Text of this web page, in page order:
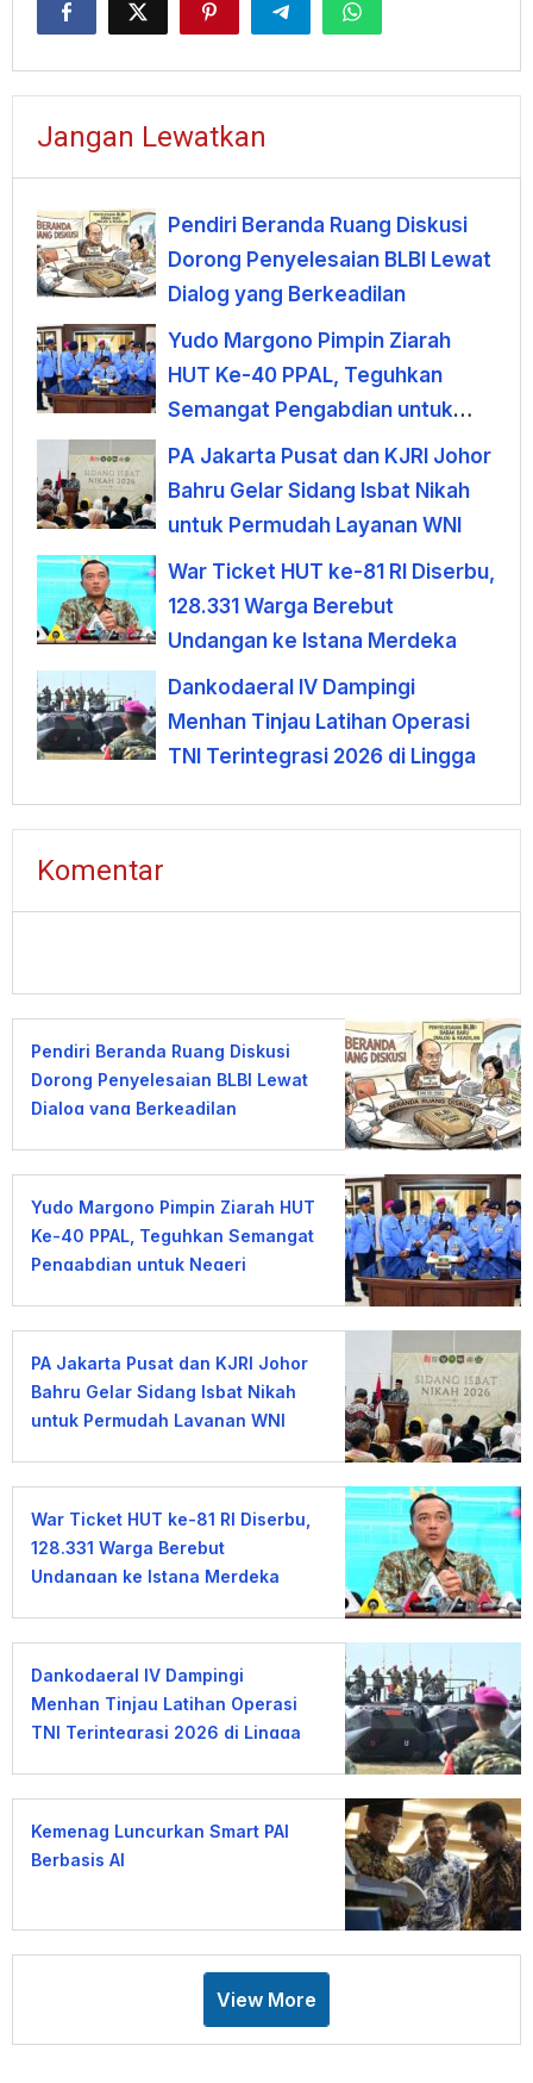
Jangan Lewatkan
Pendiri Beranda Ruang Diskusi
Dorong Penyelesaian BLBI Lewat
Dialog yang Berkeadilan
Yudo Margono Pimpin Ziarah
HUT Ke-40 PPAL, Teguhkan
Semangat Pengabdian untuk
Negeri
PA Jakarta Pusat dan KJRI Johor
Bahru Gelar Sidang Isbat Nikah
untuk Permudah Layanan WNI
War Ticket HUT ke-81 RI Diserbu,
128.331 Warga Berebut
Undangan ke Istana Merdeka
Dankodaeral IV Dampingi
Menhan Tinjau Latihan Operasi
TNI Terintegrasi 2026 di Lingga
Komentar
Pendiri Beranda Ruang Diskusi
Dorong Penyelesaian BLBI Lewat
Dialog yang Berkeadilan
Yudo Margono Pimpin Ziarah HUT
Ke-40 PPAL, Teguhkan Semangat
Pengabdian untuk Negeri
PA Jakarta Pusat dan KJRI Johor
Bahru Gelar Sidang Isbat Nikah
untuk Permudah Layanan WNI
War Ticket HUT ke-81 RI Diserbu,
128.331 Warga Berebut
Undangan ke Istana Merdeka
Dankodaeral IV Dampingi
Menhan Tinjau Latihan Operasi
TNI Terintegrasi 2026 di Lingga
Kemenag Luncurkan Smart PAI
Berbasis AI
View More